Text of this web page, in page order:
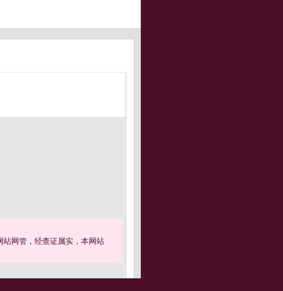
站网管，经查证属实，本网站